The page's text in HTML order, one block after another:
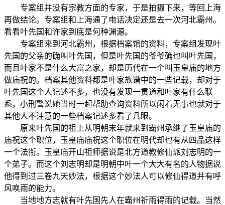
专案组并没有宗教方面的专家，于是拍摄下来，等回上海
再做结论。专案组和上海通了电话决定还是去一次河北霸州。
看看叶先国和许家到底是何种渊源。
专案组来到河北霸州，根据档案馆的资料，专案组发现叶
先国的父亲的确叫叶先国，但是叶先国的爷爷确也叫叶先国，
而且叶家不是什么大富之家，却是历代在一个叫玉皇庙的地方
做庙祝的。档案其他资料都是叶家族谱中的一些记载，却对于
叶先国这个人记述不多，也没有发现一贯道和叶家有什么联
系，小刑警说她当时一起帮助查询资料所以闲着无事也就对于
其他人不注意的一些档案记述多看了几眼。
原来叶先国的祖上从明朝末年就来到霸州承继了玉皇庙的
庙祝这个职位，玉皇庙庙祝这个职位在明代却也有从四品这样
一个法衔。玉皇庙开山祖师据说是北方道教修仙派刘志明的一
个弟子。而这个刘志明却是明朝中叶一个大大有名的人物据说
他得到过三卷九天妙法，根据这个妙法人可以修仙得道并有呼
风唤雨的能力。
当地地方志就有叶先国先人在霸州祈雨得雨的记载。当然